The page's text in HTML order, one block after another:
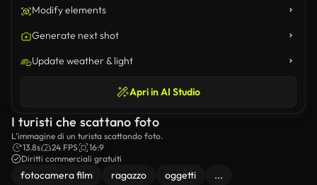
Modify elements
Generate next shot
Update weather & light
Apri in AI Studio
I turisti che scattano foto
L’immagine di un turista scattando foto.
13.8s
24 FPS
16:9
Diritti commerciali gratuiti
fotocamera film ragazzo oggetti ...